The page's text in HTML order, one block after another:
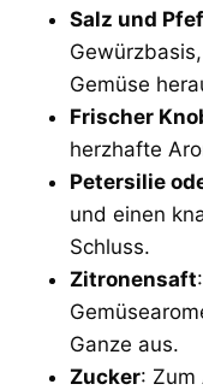
Salz und
Gemüse
Frischer
herzhafte
Petersilie
und einen
Schluss.
Zitronensaft
Ganze aus.
Zucker: Zum